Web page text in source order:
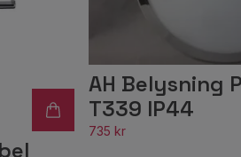
AH Belysning
T339 IP44
735 kr